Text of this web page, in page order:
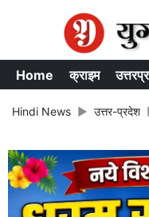
Home क्राइम
Hindi News उत्तर-प्रदेश